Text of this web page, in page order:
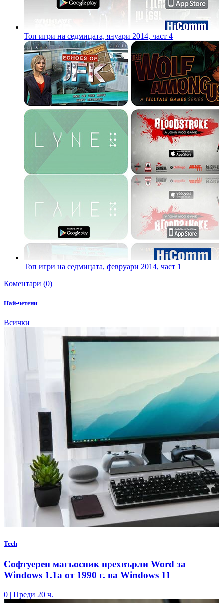
Топ игри на седмицата, януари 2014, част 4
Топ игри на седмицата, февруари 2014, част 1
Коментари (0)
Най-четени
Всички
Tech
Софтуерен магьосник прехвърли Word за
Windows 1.1a от 1990 г. на Windows 11
0 | Преди 20 ч.